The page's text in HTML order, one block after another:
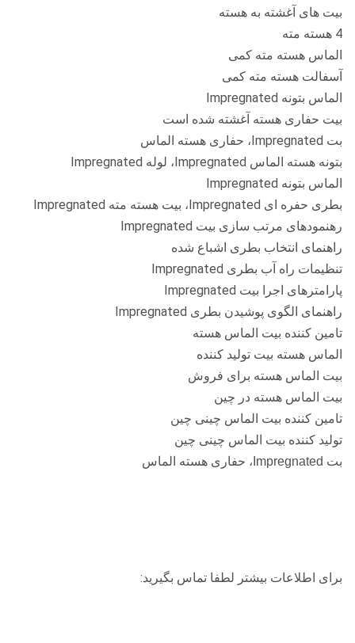
بیت های آغشته به هسته
4 هسته مته
الماس هسته مته کمی
آسفالت هسته مته کمی
الماس بتونه Impregnated
بیت حفاری هسته آغشته شده است
بت Impregnated، حفاری هسته الماس
بتونه هسته الماس Impregnated، لوله Impregnated
الماس بتونه Impregnated
بطری حفره ای Impregnated، بیت هسته مته Impregnated
رهنمودهای مرتب سازی بیت Impregnated
راهنمای انتخاب بطری اشباع شده
تنظیمات راه آب بطری Impregnated
پارامترهای اجرا بیت Impregnated
راهنمای الگوی پوشیدن بطری Impregnated
تامین کننده بیت الماس هسته
الماس هسته بیت تولید کننده
بیت الماس هسته برای فروش
بیت الماس هسته در چین
تامین کننده بیت الماس چینی چین
تولید کننده بیت الماس چینی چین
بت Impregnated، حفاری هسته الماس
برای اطلاعات بیشتر لطفا تماس بگیرید: